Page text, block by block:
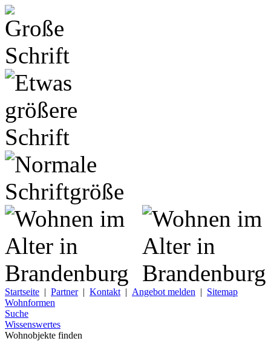
Startseite | Partner| Kontakt | Angebot melden | Sitemap
Wohnformen
Suche
Wissenswertes
Wohnobjekte finden